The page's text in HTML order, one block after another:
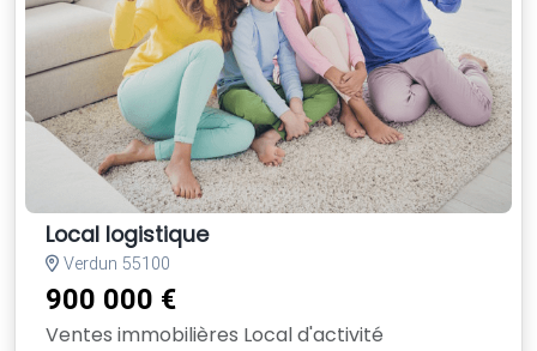
Local logistique
Verdun 55100
900 000 €
Ventes immobilières Local d'activité